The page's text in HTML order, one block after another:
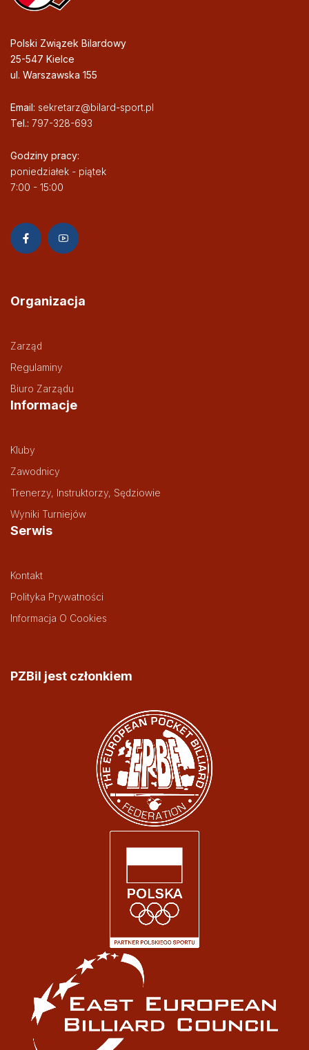
Polski Związek Bilardowy
25-547 Kielce
ul. Warszawska 155
Email: sekretarz@bilard-sport.pl
Tel.: 797-328-693
Godziny pracy:
poniedziałek - piątek
7:00 - 15:00
Organizacja
Zarząd
Regulaminy
Biuro Zarządu
Informacje
Kluby
Zawodnicy
Trenerzy, Instruktorzy, Sędziowie
Wyniki Turniejów
Serwis
Kontakt
Polityka Prywatności
Informacja O Cookies
PZBil jest członkiem